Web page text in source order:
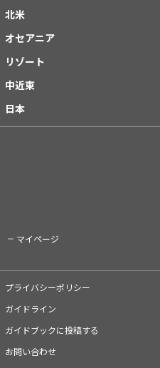
北米
オセアニア
リゾート
中近東
日本
マイページ
プライバシーポリシー
ガイドライン
ガイドブックに投稿する
お問い合わせ